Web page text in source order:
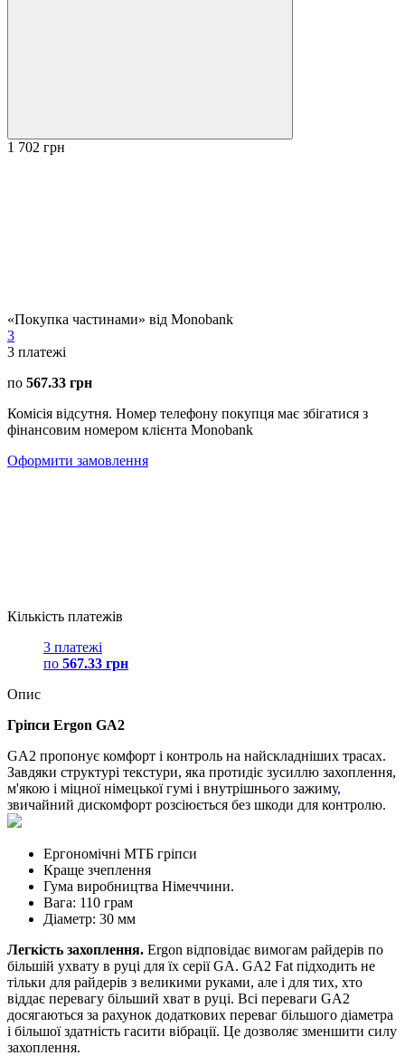
1 702 грн
«Покупка частинами» від Monobank
3
3 платежі
по 567.33 грн
Комісія відсутня. Номер телефону покупця має збігатися з
фінансовим номером клієнта Monobank
Оформити замовлення
Кількість платежів
3 платежі
по 567.33 грн
Опис
Гріпси Ergon GA2
GA2 пропонує комфорт і контроль на найскладніших трасах.
Завдяки структурі текстури, яка протидіє зусиллю захоплення,
м'якою і міцної німецької гумі і внутрішнього зажиму,
звичайний дискомфорт розсіюється без шкоди для контролю.
Ергономічні МТБ гріпси
Краще зчеплення
Гума виробництва Німеччини.
Вага: 110 грам
Діаметр: 30 мм
Легкість захоплення. Ergon відповідає вимогам райдерів по
більшій ухвату в руці для їх серії GA. GA2 Fat підходить не
тільки для райдерів з великими руками, але і для тих, хто
віддає перевагу більший хват в руці. Всі переваги GA2
досягаються за рахунок додаткових переваг більшого діаметра
і більшої здатність гасити вібрації. Це дозволяє зменшити силу
захоплення.